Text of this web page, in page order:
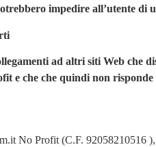
impedire all’utente di
ad altri siti Web che
e che che quindi non risponde
No Profit (C.F. 92058210516